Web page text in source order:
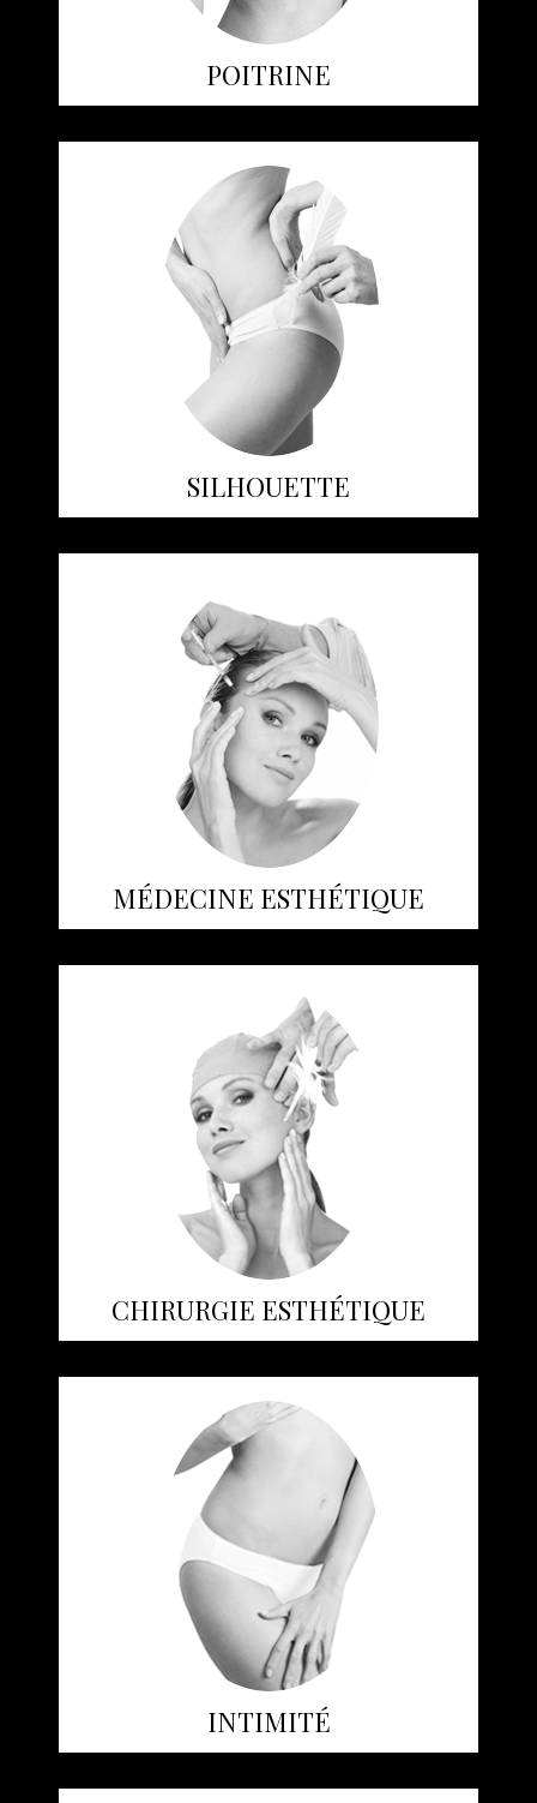
POITRINE
SILHOUETTE
MÉDECINE ESTHÉTIQUE
CHIRURGIE ESTHÉTIQUE
INTIMITÉ